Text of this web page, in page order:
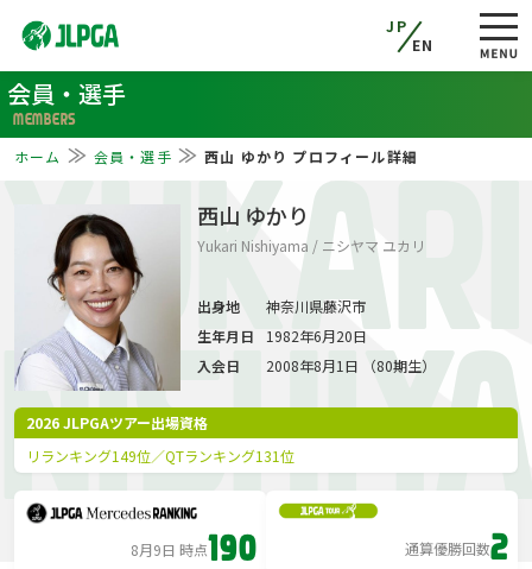
JP
EN
会員・選手
MEMBERS
ホーム 会員・選手 西山 ゆかり プロフィール詳細
YUKARI
西山 ゆかり
Yukari Nishiyama / ニシヤマ ユカリ
2026 JLPGAツアー出場資格
リランキング149位／QTランキング131位
出身地
神奈川県藤沢市
生年月日
1982年6月20日
入会日
2008年8月1日 （80期生）
8月9日 時点190 通算優勝回数2